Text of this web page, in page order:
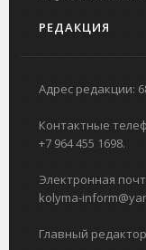
РЕДАКЦИЯ
Адрес редакции:
Контактные
+7 964 455 1698.
Электронная
kolyma-
Главный